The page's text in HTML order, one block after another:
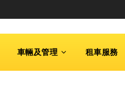
車輛及管理 租車服務